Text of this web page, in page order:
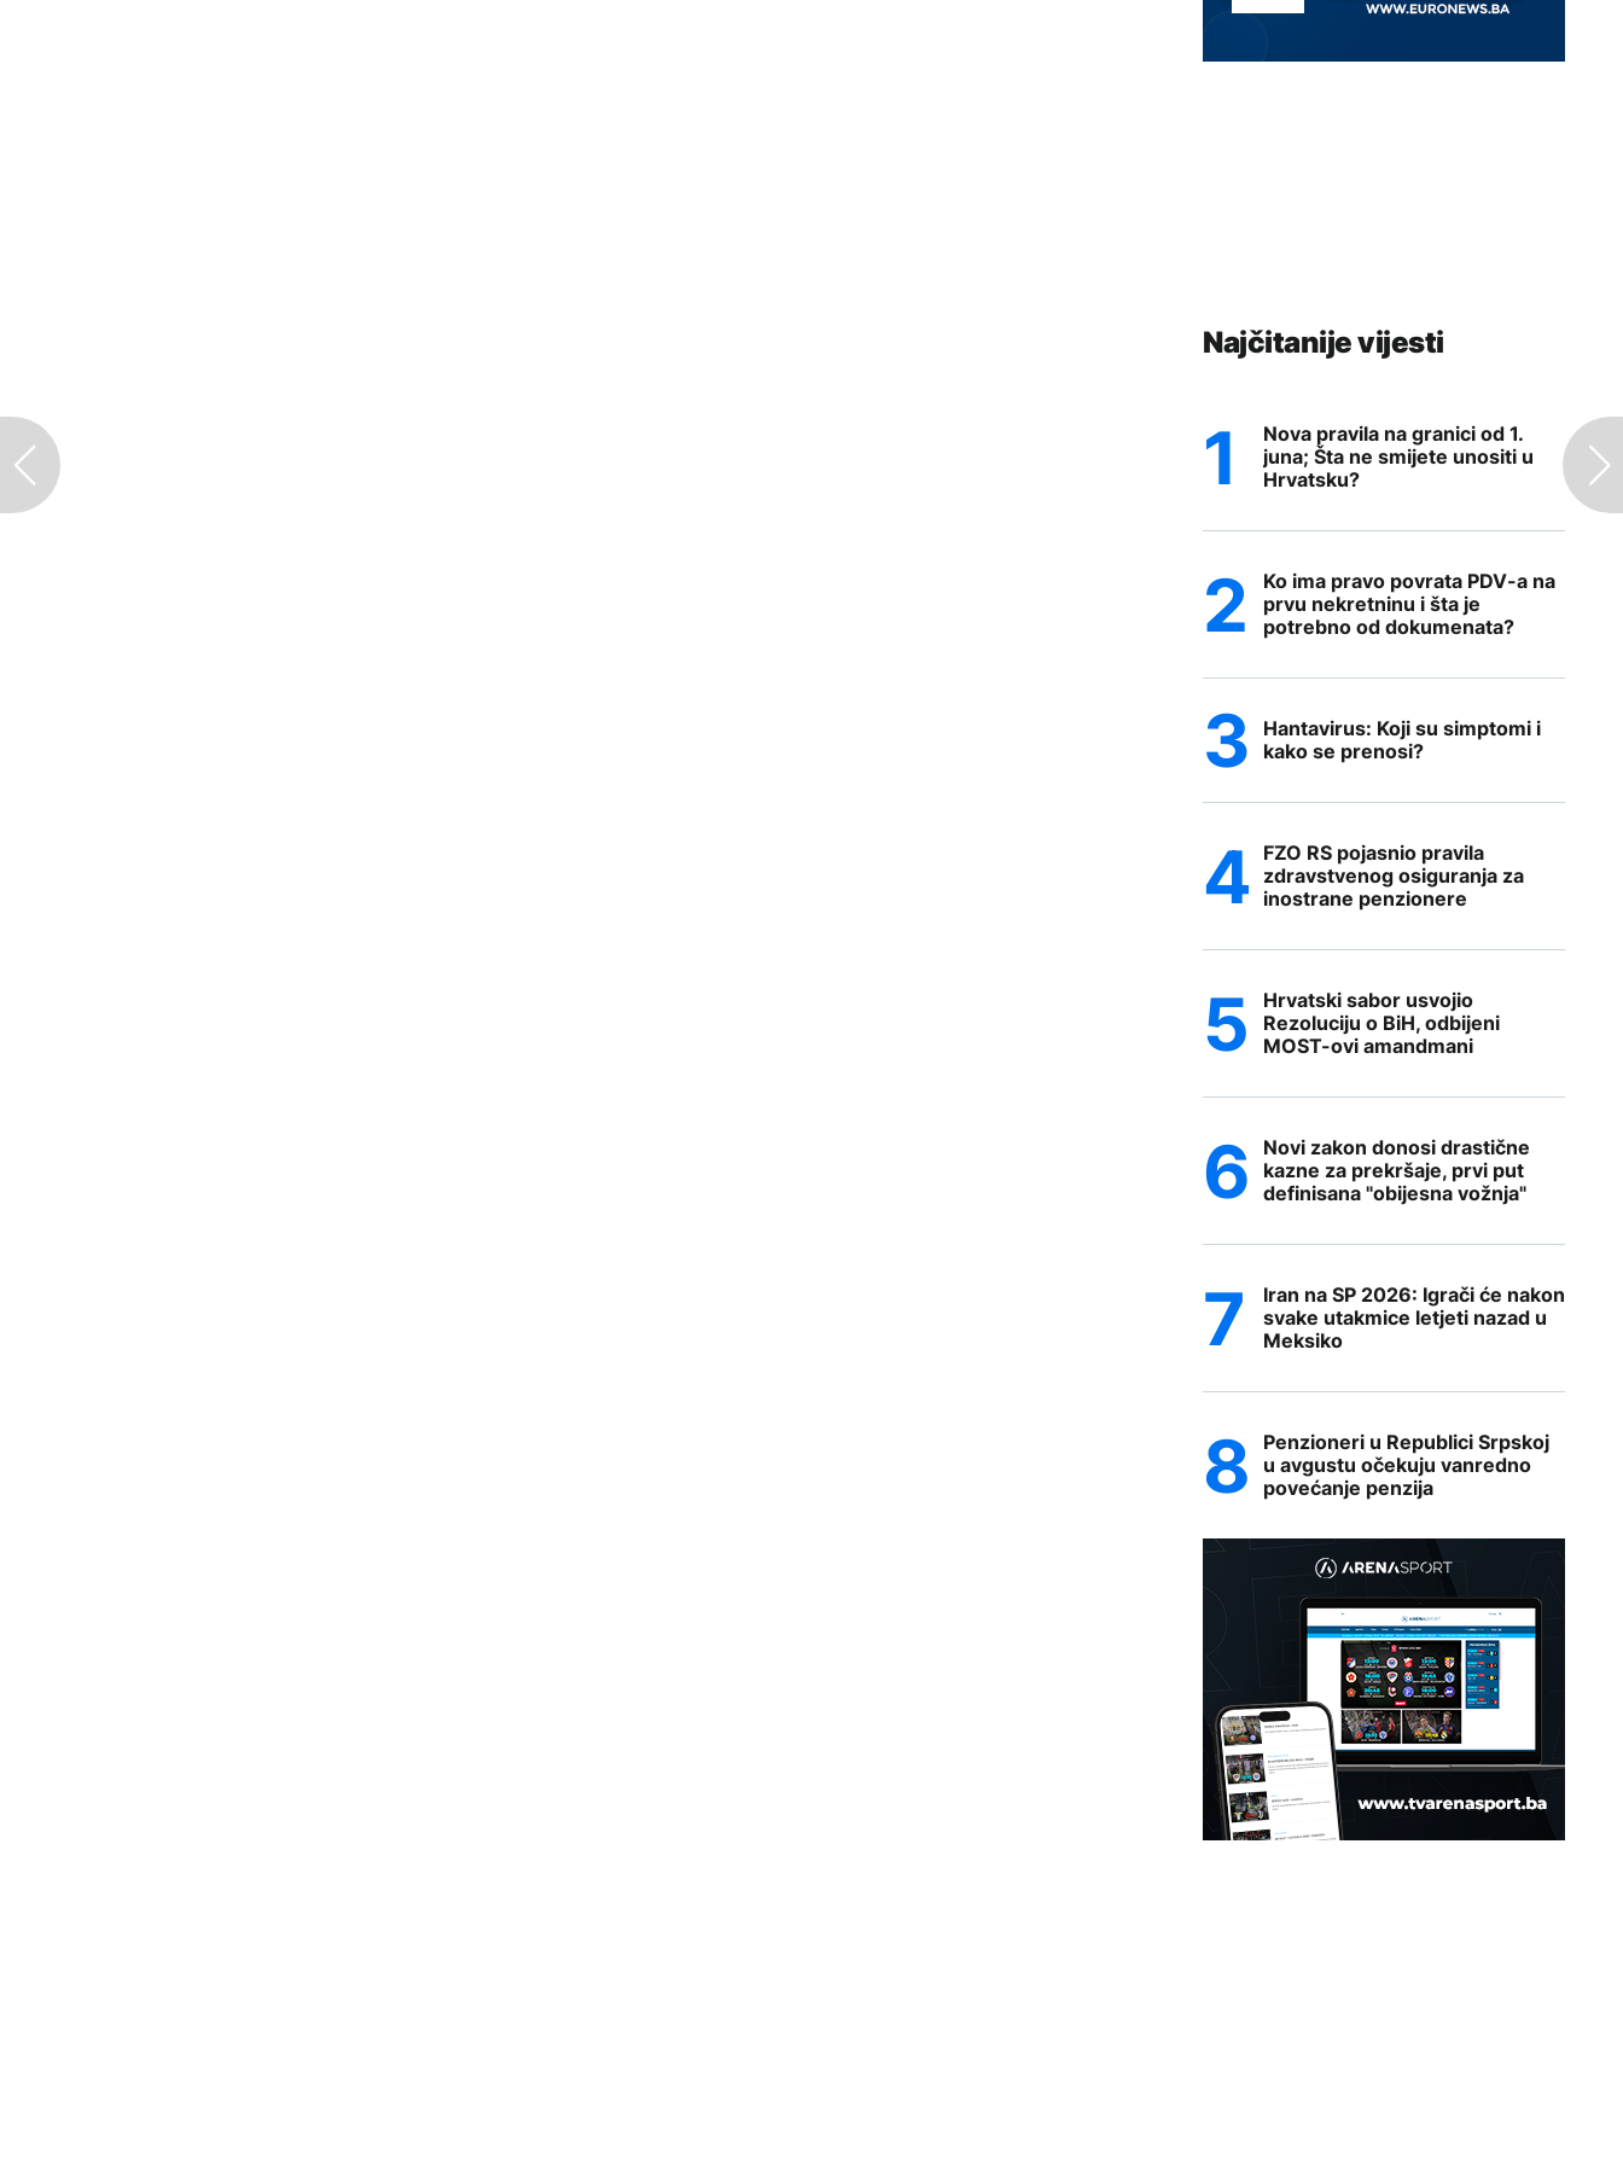
Najčitanije vijesti
Nova pravila na granici od 1.
juna; Šta ne smijete unositi u
Hrvatsku?
Ko ima pravo povrata PDV-a na
prvu nekretninu i šta je
potrebno od dokumenata?
Hantavirus: Koji su simptomi i
kako se prenosi?
FZO RS pojasnio pravila
zdravstvenog osiguranja za
inostrane penzionere
Hrvatski sabor usvojio
Rezoluciju o BiH, odbijeni
MOST-ovi amandmani
Novi zakon donosi drastične
kazne za prekršaje, prvi put
definisana "obijesna vožnja"
Iran na SP 2026: Igrači će nakon
svake utakmice letjeti nazad u
Meksiko
Penzioneri u Republici Srpskoj
u avgustu očekuju vanredno
povećanje penzija